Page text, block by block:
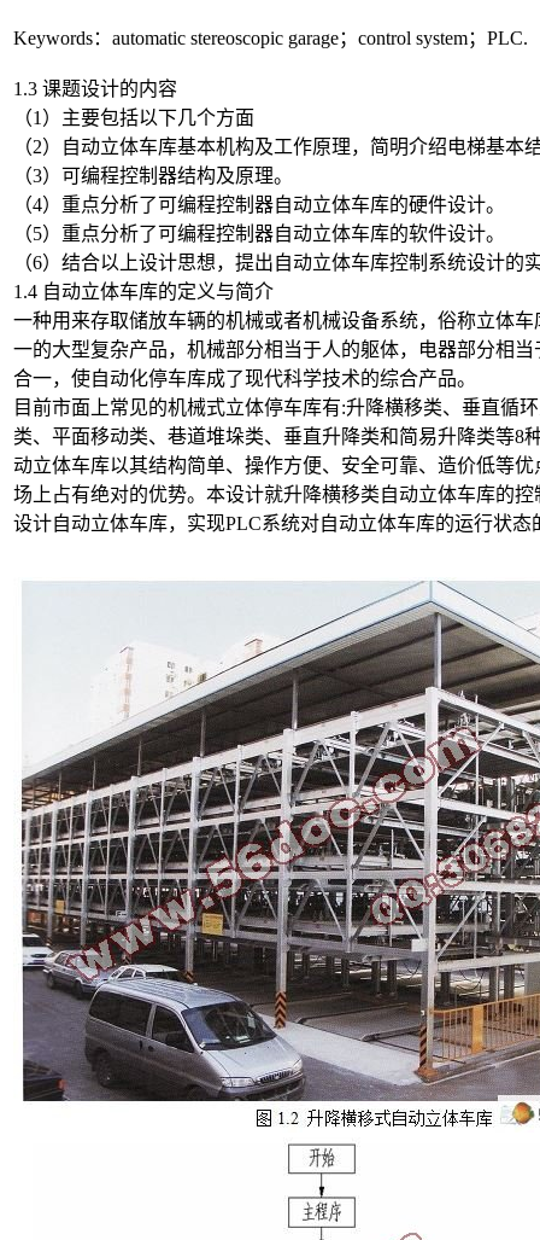
Keywords：automatic stereoscopic garage；control system；PLC.
1.3 课题设计的内容
（1）主要包括以下几个方面
（2）自动立体车库基本机构及工作原理，简明介绍电梯基本
（3）可编程控制器结构及原理。
（4）重点分析了可编程控制器自动立体车库的硬件设计。
（5）重点分析了可编程控制器自动立体车库的软件设计。
（6）结合以上设计思想，提出自动立体车库控制系统设计的
1.4 自动立体车库的定义与简介
一种用来存取储放车辆的机械或者机械设备系统，俗称立体
一的大型复杂产品，机械部分相当于人的躯体，电器部分相
合一，使自动化停车库成了现代科学技术的综合产品。
目前市面上常见的机械式立体停车库有:升降横移类、垂直循
类、平面移动类、巷道堆垛类、垂直升降类和简易升降类等8
动立体车库以其结构简单、操作方便、安全可靠、造价低等
场上占有绝对的优势。本设计就升降横移类自动立体车库的
设计自动立体车库，实现PLC系统对自动立体车库的运行状态